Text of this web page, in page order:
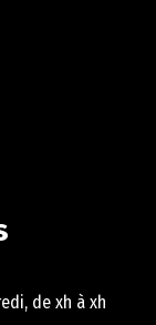
de xh à xh